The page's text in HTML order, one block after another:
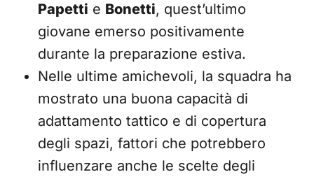
Papetti e Bonetti, quest’ultimo
giovane emerso positivamente
durante la preparazione estiva.
Nelle ultime amichevoli, la squadra ha
mostrato una buona capacità di
adattamento tattico e di copertura
degli spazi, fattori che potrebbero
influenzare anche le scelte degli